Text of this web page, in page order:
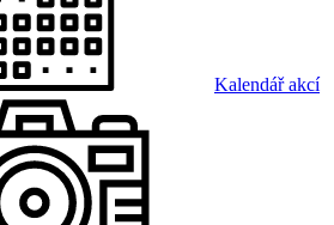
Kalendář akcí